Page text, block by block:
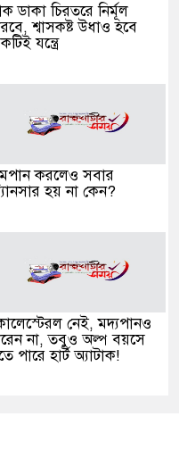
ডাকা চিরতরে নির্মূল
শ্বাসকষ্ট উধাও হবে
যন্ত্রে
করলেও সবার
হয় না কেন?
নেই, মদ্যপানও
না, তবুও অল্প বয়সে
পারে হার্ট অ্যাটাক!